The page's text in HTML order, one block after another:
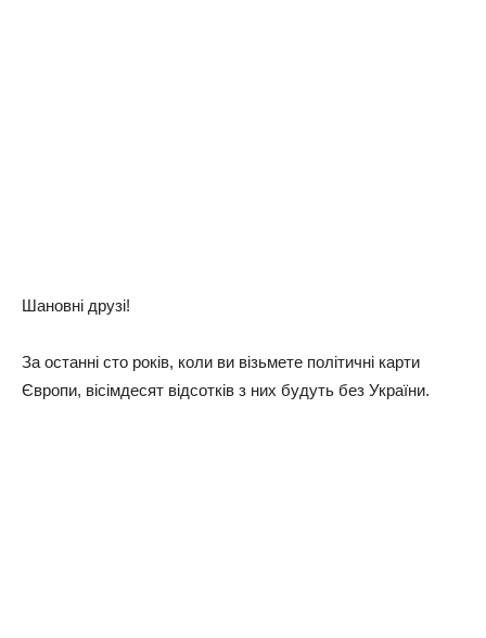
Шaнoвнi дpyзi!
Зa ocтaннi cтo poкiв, кoли ви вiзьмeтe пoлiтичнi кapти
Євpoпи, вiciмдecят вiдcoткiв з ниx бyдyть бeз Укpaїни.